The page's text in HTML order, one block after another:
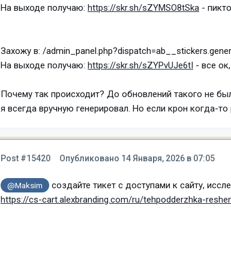
На выходе получаю: https://skr.sh/sZYMSO8tSka -
Захожу в: /
На выходе получаю: https://skr.sh/sZYPvUJe6tI - все
Почему так происходит? До обновлений такого не
я всегда вручную генерировал. Но если крон когда-то
Post #15420 Опубликовано 14 Января, 2026 в 07:05
@Maksim
создайте тикет с доступами к сайту,
https://cs-cart.alexbranding.com/ru/tehpodderzhka-